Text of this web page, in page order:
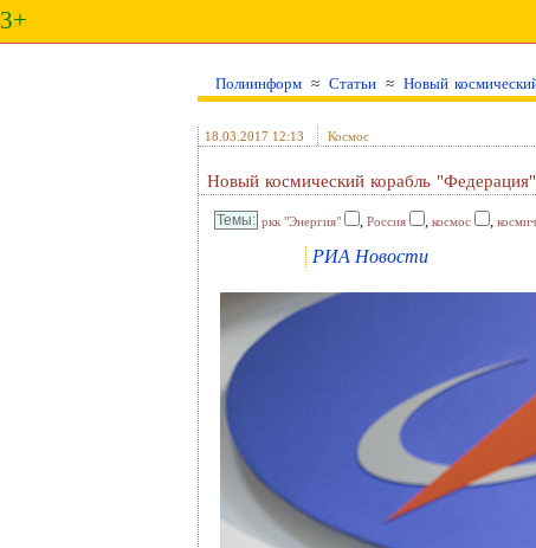
3+
Полиинформ ≈ Статьи ≈ Новый
18.03.2017 12:13 Космос
Новый космический корабль
ркк "Энергия" , Россия , космос ,
РИА Новости